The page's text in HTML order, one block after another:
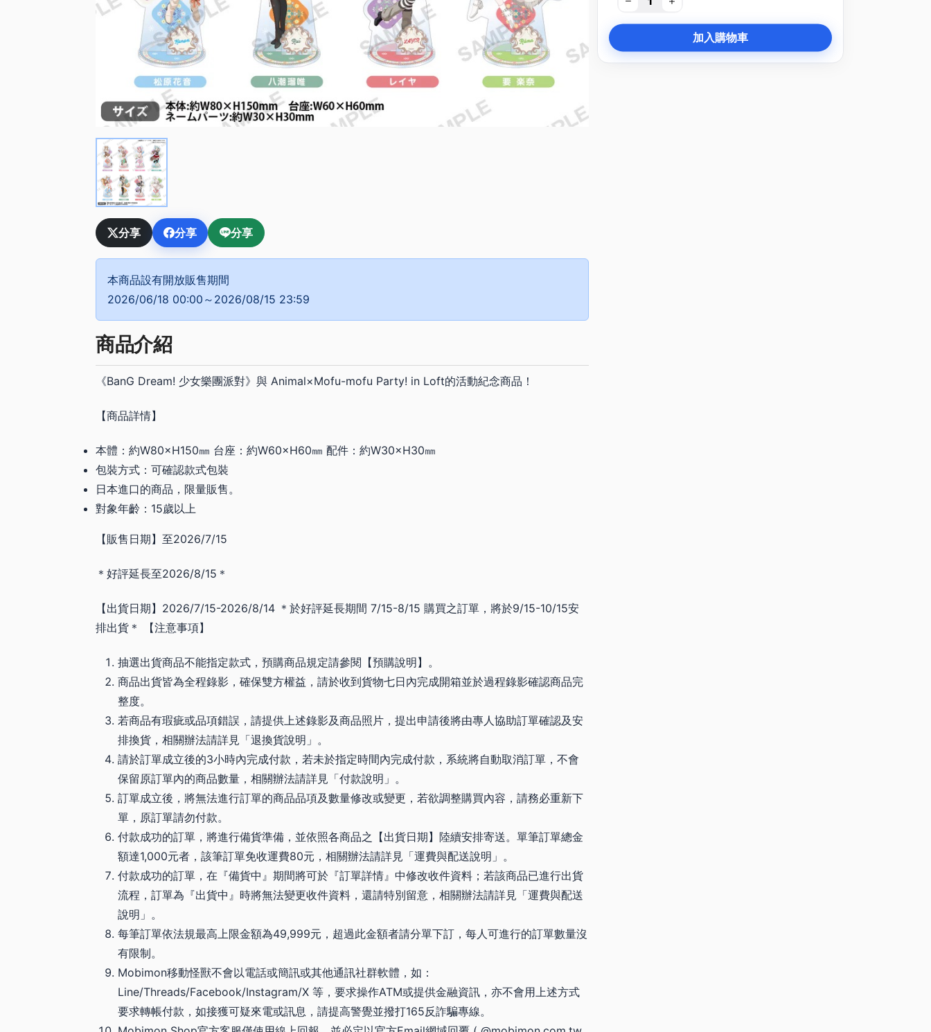
分享 分享 分享
本商品設有開放販售期間
2026/06/18 00:00～2026/08/15 23:59
商品介紹
《BanG Dream! 少女樂團派對》與 Animal×Mofu-mofu Party! in Loft的活動紀念商品！
【商品詳情】
本體：約W80×H150㎜ 台座：約W60×H60㎜ 配件：約W30×H30㎜
包裝方式：可確認款式包裝
日本進口的商品，限量販售。
對象年齡：15歲以上
【販售日期】至2026/7/15
＊好評延長至2026/8/15＊
【出貨日期】2026/7/15-2026/8/14 ＊於好評延長期間 7/15-8/15 購買之訂單，將於9/15-10/15安
排出貨＊ 【注意事項】
抽選出貨商品不能指定款式，預購商品規定請參閱【預購說明】。
商品出貨皆為全程錄影，確保雙方權益，請於收到貨物七日內完成開箱並於過程錄影確認商品完
整度。
若商品有瑕疵或品項錯誤，請提供上述錄影及商品照片，提出申請後將由專人協助訂單確認及安
排換貨，相關辦法請詳見「退換貨說明」。
請於訂單成立後的3小時內完成付款，若未於指定時間內完成付款，系統將自動取消訂單，不會
保留原訂單內的商品數量，相關辦法請詳見「付款說明」。
訂單成立後，將無法進行訂單的商品品項及數量修改或變更，若欲調整購買內容，請務必重新下
單，原訂單請勿付款。
付款成功的訂單，將進行備貨準備，並依照各商品之【出貨日期】陸續安排寄送。單筆訂單總金
額達1,000元者，該筆訂單免收運費80元，相關辦法請詳見「運費與配送說明」。
付款成功的訂單，在『備貨中』期間將可於『訂單詳情』中修改收件資料；若該商品已進行出貨
流程，訂單為『出貨中』時將無法變更收件資料，還請特別留意，相關辦法請詳見「運費與配送
說明」。
每筆訂單依法規最高上限金額為49,999元，超過此金額者請分單下訂，每人可進行的訂單數量沒
有限制。
Mobimon移動怪獸不會以電話或簡訊或其他通訊社群軟體，如：
Line/Threads/Facebook/Instagram/X 等，要求操作ATM或提供金融資訊，亦不會用上述方式
要求轉帳付款，如接獲可疑來電或訊息，請提高警覺並撥打165反詐騙專線。